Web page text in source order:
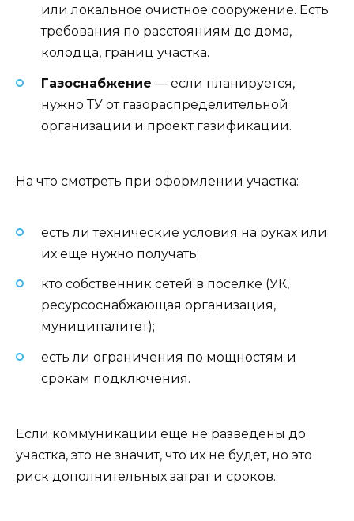
или локальное очистное сооружение. Есть
требования по расстояниям до дома,
колодца, границ участка.
Газоснабжение — если планируется,
нужно ТУ от газораспределительной
организации и проект газификации.
На что смотреть при оформлении участка:
есть ли технические условия на руках или
их ещё нужно получать;
кто собственник сетей в посёлке (УК,
ресурсоснабжающая организация,
муниципалитет);
есть ли ограничения по мощностям и
срокам подключения.
Если коммуникации ещё не разведены до
участка, это не значит, что их не будет, но это
риск дополнительных затрат и сроков.